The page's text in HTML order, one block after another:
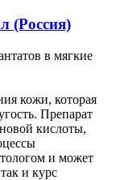
(Россия)
в мягкие
кожи, которая
Препарат
кислоты,
и может
и курс